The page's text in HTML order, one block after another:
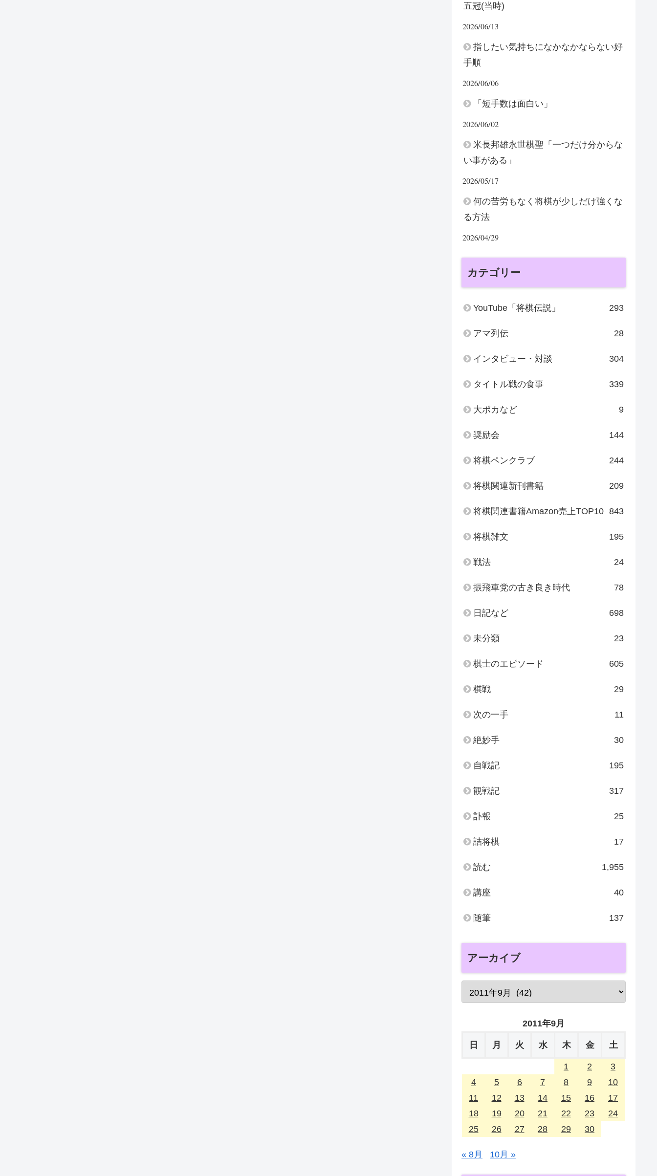
五冠(当時)
2026/06/13
指したい気持ちになかなかならない好
手順
2026/06/06
「短手数は面白い」
2026/06/02
米長邦雄永世棋聖「一つだけ分からな
い事がある」
2026/05/17
何の苦労もなく将棋が少しだけ強くな
る方法
2026/04/29
カテゴリー
YouTube「将棋伝説」 293
アマ列伝 28
インタビュー・対談 304
タイトル戦の食事 339
大ポカなど 9
奨励会 144
将棋ペンクラブ 244
将棋関連新刊書籍 209
将棋関連書籍Amazon売上TOP10 843
将棋雑文 195
戦法 24
振飛車党の古き良き時代 78
日記など 698
未分類 23
棋士のエピソード 605
棋戦 29
次の一手 11
絶妙手 30
自戦記 195
観戦記 317
訃報 25
詰将棋 17
読む 1,955
講座 40
随筆 137
アーカイブ
2011年9月
日 月 火 水 木 金 土
1 2
3
4
5 6 7 8 9
10
11
12 13 14 15 16
17
18
19 20 21 22 23
24
25
26 27 28 29 30
« 8月 10月 »